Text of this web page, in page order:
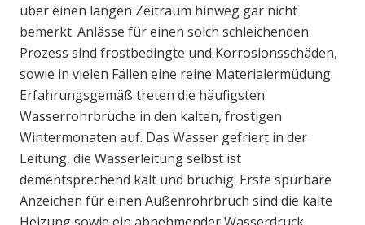
über einen langen Zeitraum hinweg gar nicht
bemerkt. Anlässe für einen solch schleichenden
Prozess sind frostbedingte und Korrosionsschäden,
sowie in vielen Fällen eine reine Materialermüdung.
Erfahrungsgemäß treten die häufigsten
Wasserrohrbrüche in den kalten, frostigen
Wintermonaten auf. Das Wasser gefriert in der
Leitung, die Wasserleitung selbst ist
dementsprechend kalt und brüchig. Erste spürbare
Anzeichen für einen Außenrohrbruch sind die kalte